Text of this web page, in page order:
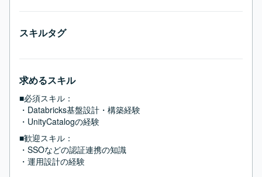
スキルタグ
求めるスキル
■必須スキル：
・Databricks基盤設計・構築経験
・UnityCatalogの経験
■歓迎スキル：
・SSOなどの認証連携の知識
・運用設計の経験